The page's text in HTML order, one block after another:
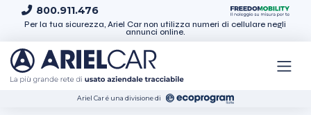
Skip to content
800.911.476
Per la tua sicurezza, Ariel Car non utilizza numeri di cellulare negli
annunci online.
Ariel Car é una divisione di